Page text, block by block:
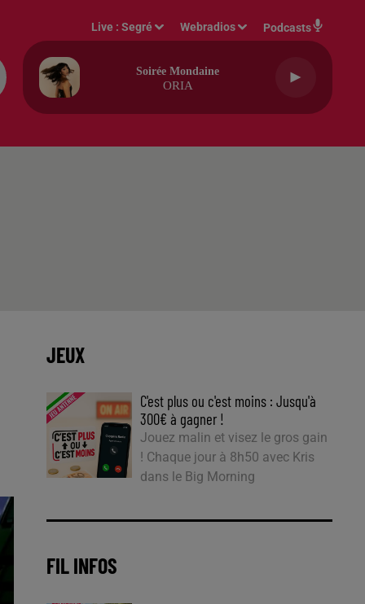
Live :Segré Webradios Podcasts
Soirée Mondaine
ORIA
JEUX
C'est plus ou c'est moins : Jusqu'à
300€ à gagner !
Jouez malin et visez le gros gain
! Chaque jour à 8h50 avec Kris
dans le Big Morning
FIL INFOS